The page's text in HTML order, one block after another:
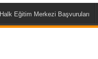
Halk Eğitim Merkezi Başvuruları